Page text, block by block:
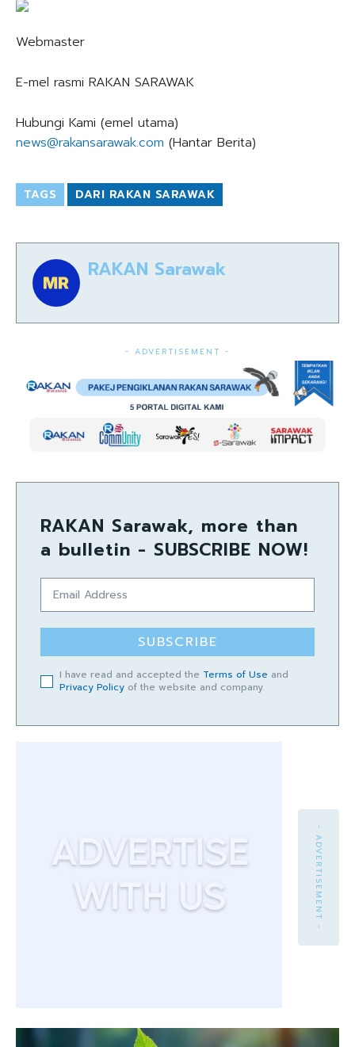
Webmaster
E-mel rasmi RAKAN SARAWAK
Hubungi Kami (emel utama)
news@rakansarawak.com (Hantar Berita)
TAGS DARI RAKAN SARAWAK
RAKAN Sarawak
- ADVERTISEMENT -
RAKAN Sarawak, more than
a bulletin - SUBSCRIBE NOW!
SUBSCRIBE
I have read and accepted the Terms of Use and
Privacy Policy of the website and company.
- ADVERTISEMENT -